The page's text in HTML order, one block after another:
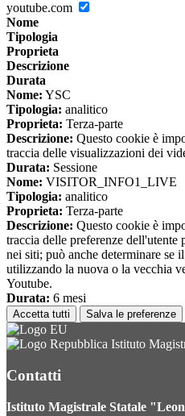
youtube.com
Nome
Tipologia
Proprieta
Descrizione
Durata
Nome: YSC
Tipologia: analitico
Proprieta: Terza-parte
Descrizione: Questo cookie è
traccia delle visualizzazioni dei
Durata: Sessione
Nome: VISITOR_INFO1_LIVE
Tipologia: analitico
Proprieta: Terza-parte
Descrizione: Questo cookie è
traccia delle preferenze
nei siti; può anche determinare se
utilizzando la nuova o la vecchia
Youtube.
Durata: 6 mesi
Accetta tutti Salva le preferenze
Istituto
Contatti
Istituto Magistrale Statale